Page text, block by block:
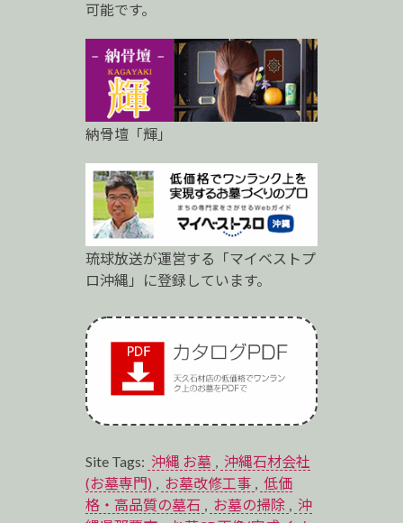
可能です。
納骨壇「輝」
琉球放送が運営する「マイベストプ
ロ沖縄」に登録しています。
Site Tags: 沖縄 お墓 , 沖縄石材会社
(お墓専門) , お墓改修工事 , 低価
格・高品質の墓石 , お墓の掃除 , 沖